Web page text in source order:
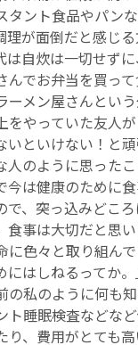
タント食品やパン
理が面倒だと感じ
は自炊は一切せず
んでお弁当を買っ
ーメン屋さんとい
をやっていた友人
いといけない！と
のように思ったこ
今は健康のために
で、突っ込みどころ
食事は大切だと思
に色々と取り組ん
にはしねるってか
の私のように何も
ト睡眠検査などな
り、費用がとても